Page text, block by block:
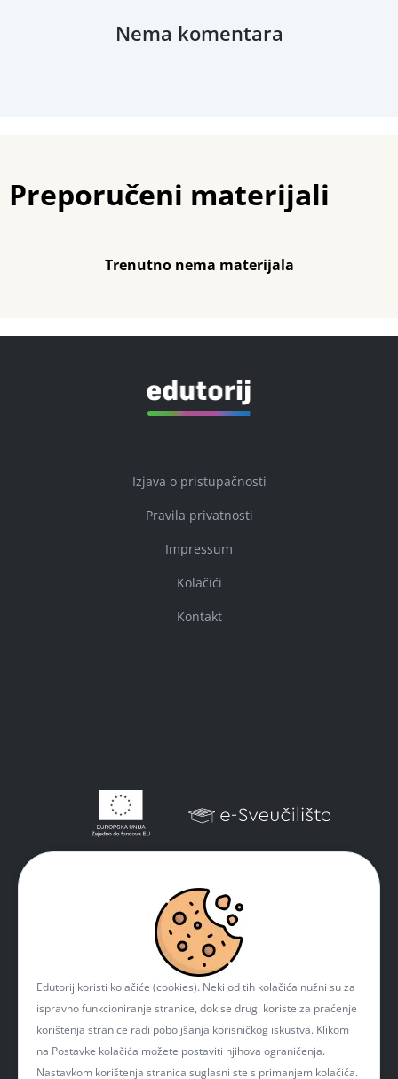
Nema komentara
Preporučeni materijali
Trenutno nema materijala
Izjava o pristupačnosti
Pravila privatnosti
Impressum
Kolačići
Kontakt
Edutorij koristi kolačiće (cookies). Neki od tih kolačića nužni su za
ispravno funkcioniranje stranice, dok se drugi koriste za praćenje
korištenja stranice radi poboljšanja korisničkog iskustva. Klikom
na Postavke kolačića možete postaviti njihova ograničenja.
Nastavkom korištenja stranica suglasni ste s primanjem kolačića.